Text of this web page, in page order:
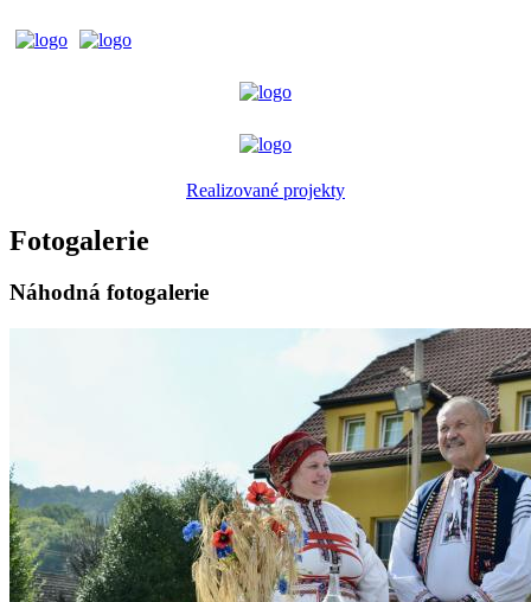
Realizované projekty
Fotogalerie
Náhodná fotogalerie